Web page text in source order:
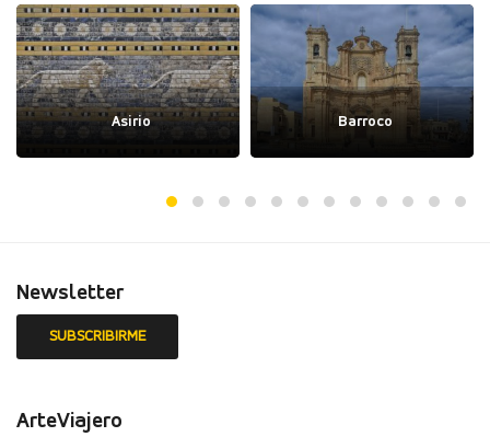
Asirio Barroco
Newsletter
ArteViajero